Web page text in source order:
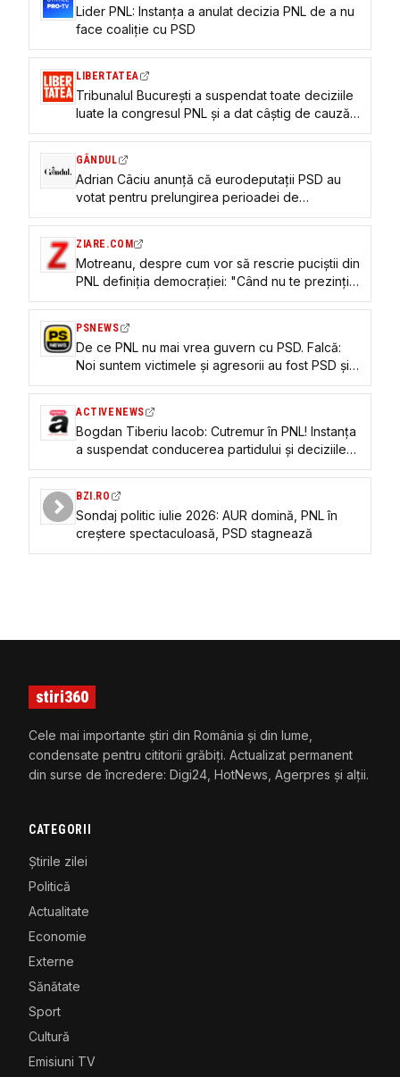
Lider PNL: Instanța a anulat decizia PNL de a nu
face coaliție cu PSD
LIBERTATEA
Tribunalul București a suspendat toate deciziile
luate la congresul PNL și a dat câștig de cauză
taberei puciștilor. Ce soluții mai are tabăra
GÂNDUL
Adrian Câciu anunță că eurodeputații PSD au
votat pentru prelungirea perioadei de
implementare a PNRR, în timp ce eurodeputații
ZIARE.COM
Motreanu, despre cum vor să rescrie puciștii din
PNL definiția democrației: "Când nu te prezinți
la vot, câștigi la tribunal"
PSNEWS
De ce PNL nu mai vrea guvern cu PSD. Falcă:
Noi suntem victimele și agresorii au fost PSD și
AUR
ACTIVENEWS
Bogdan Tiberiu Iacob: Cutremur în PNL! Instanța
a suspendat conducerea partidului și deciziile
Congresului
BZI.RO
Sondaj politic iulie 2026: AUR domină, PNL în
creștere spectaculoasă, PSD stagnează
stiri360
Cele mai importante știri din România și din lume,
condensate pentru cititorii grăbiți. Actualizat permanent
din surse de încredere: Digi24, HotNews, Agerpres și alții.
CATEGORII
Știrile zilei
Politică
Actualitate
Economie
Externe
Sănătate
Sport
Cultură
Emisiuni TV